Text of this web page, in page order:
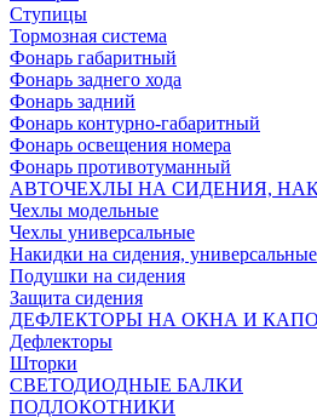
Ступицы
Тормозная система
Фонарь габаритный
Фонарь заднего хода
Фонарь задний
Фонарь контурно-габаритный
Фонарь освещения номера
Фонарь противотуманный
АВТОЧЕХЛЫ НА СИДЕНИЯ,
Чехлы модельные
Чехлы универсальные
Накидки на сидения, универсальные
Подушки на сидения
Защита сидения
ДЕФЛЕКТОРЫ НА ОКНА И
Дефлекторы
Шторки
СВЕТОДИОДНЫЕ БАЛКИ
ПОДЛОКОТНИКИ